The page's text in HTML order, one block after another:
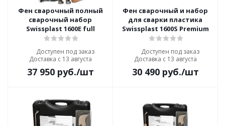
Фен сварочный полный
сварочный набор
Swissplast 1600E full
Доступен под заказ
Доставка с 13 августа
37 950руб./шт
Фен сварочный и набор
для сварки пластика
Swissplast 1600S Premium
Доступен под заказ
Доставка с 13 августа
30 490руб./шт